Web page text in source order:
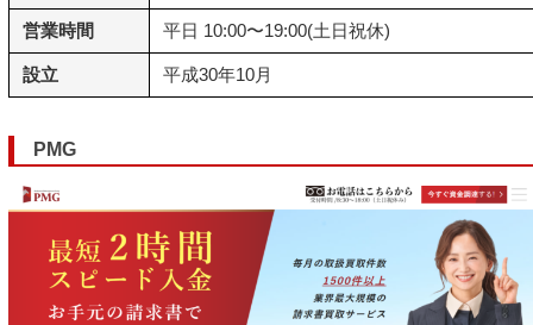
営業時間 平日 10:00〜19:00(土日祝休)
設立 平成30年10月
PMG